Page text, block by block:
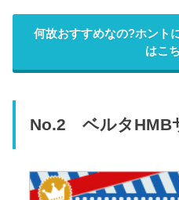
何故おすすめなの?ホント
はこ
No.2 ベルタHMB